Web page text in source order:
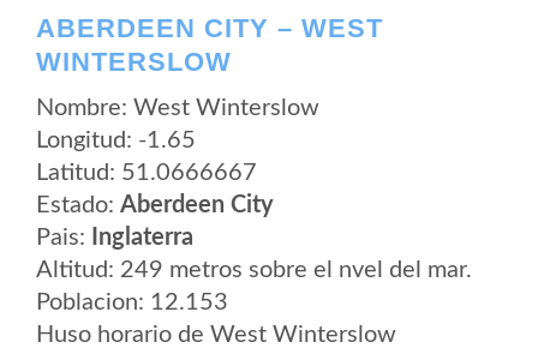
ABERDEEN CITY – WEST
WINTERSLOW
Nombre: West Winterslow
Longitud: -1.65
Latitud: 51.0666667
Estado: Aberdeen City
Pais:
Inglaterra
Altitud: 249 metros sobre el nvel del mar.
Poblacion: 12.153
Huso horario de West Winterslow